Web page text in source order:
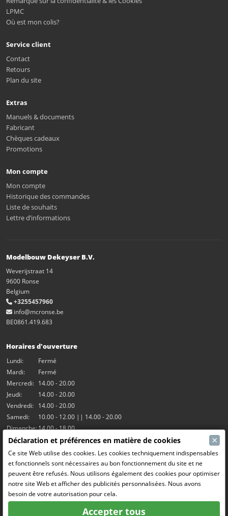
LPMC
Où est mon colis?
Service client
Contact
Retours
Plan du site
Extras
Manuels & documents
Fabricant
Chèques cadeaux
Promotions
Mon compte
Mon compte
Historique des commandes
Liste de souhaits
Lettre d’informations
Modelbouw Dekeyser B.V.
Weverijstraat 14
9600 Ronse
Belgium
+3255457960
info@mcronse.be
BE0861.419.683
Horaires d'ouverture
Lundi:
Fermé
Mardi:
Fermé
Mercredi: 14.00 - 20.00
Jeudi:
14.00 - 20.00
Vendredi: 14.00 - 20.00
Samedi:
10.00 - 12.00 || 14.00 - 20.00
Dimanche:14.00 - 18.00
Nos activités
Salle Hangar7
Le RC Drift
RC Bangers (Demolition Derby)
Fun and Friends
Déclaration et préférences en matière de cookies ×
Ce site Web utilise des cookies. Les cookies techniquement indispensables
et fonctionnels sont nécessaires au bon fonctionnement du site et ne
peuvent être refusés. Nous utilisons également des cookies pour optimiser
notre site Web et afficher des publicités personnalisées. Nous avons
besoin de votre autorisation pour cela.
Accepter tous